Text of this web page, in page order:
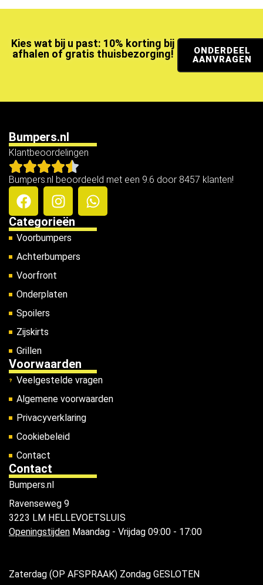
Kies wat bij u past: 10% korting bij
afhalen of gratis thuisbezorging!
ONDERDEEL
AANVRAGEN
Bumpers.nl
Klantbeoordelingen
Bumpers.nl beoordeeld met een 9.6 door 8457 klanten!
Categorieën
Voorbumpers
Achterbumpers
Voorfront
Onderplaten
Spoilers
Zijskirts
Grillen
Voorwaarden
Veelgestelde vragen
Algemene voorwaarden
Privacyverklaring
Cookiebeleid
Contact
Contact
Bumpers.nl
Ravenseweg 9
3223 LM HELLEVOETSLUIS
Openingstijden Maandag - Vrijdag 09:00 - 17:00
Zaterdag (OP AFSPRAAK) Zondag GESLOTEN